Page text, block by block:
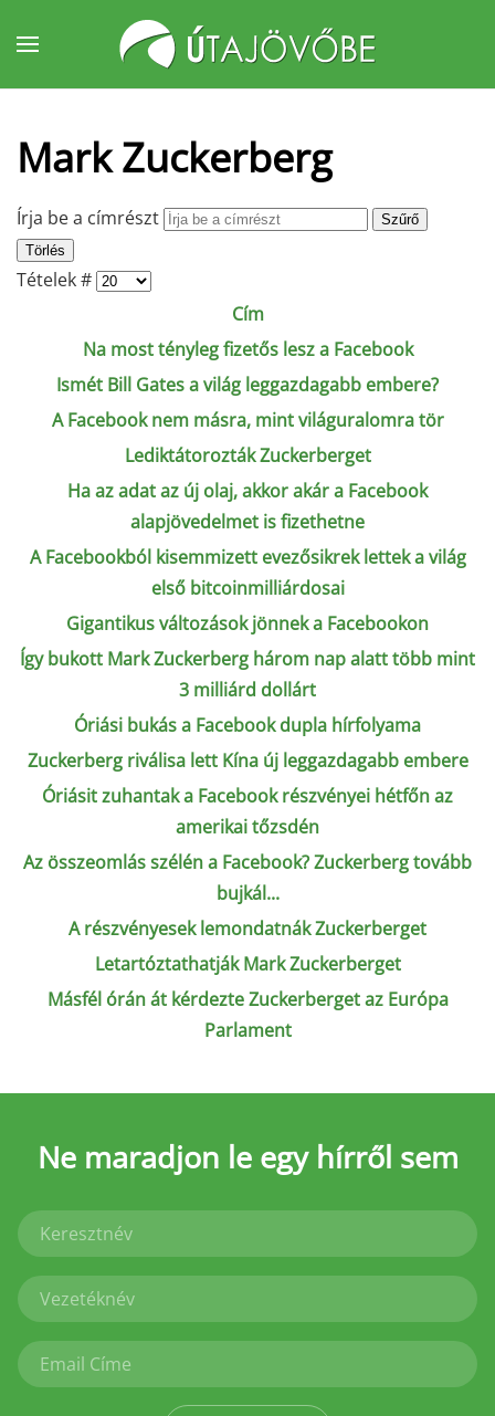
Fő tartalom átugrása
Mark Zuckerberg
Írja be a címrészt
Szűrő
Törlés
Tételek #
Cím
Na most tényleg fizetős lesz a Facebook
Ismét Bill Gates a világ leggazdagabb embere?
A Facebook nem másra, mint világuralomra tör
Lediktátorozták Zuckerberget
Ha az adat az új olaj, akkor akár a Facebook
alapjövedelmet is fizethetne
A Facebookból kisemmizett evezősikrek lettek a világ
első bitcoinmilliárdosai
Gigantikus változások jönnek a Facebookon
Így bukott Mark Zuckerberg három nap alatt több mint
3 milliárd dollárt
Óriási bukás a Facebook dupla hírfolyama
Zuckerberg riválisa lett Kína új leggazdagabb embere
Óriásit zuhantak a Facebook részvényei hétfőn az
amerikai tőzsdén
Az összeomlás szélén a Facebook? Zuckerberg tovább
bujkál...
A részvényesek lemondatnák Zuckerberget
Letartóztathatják Mark Zuckerberget
Másfél órán át kérdezte Zuckerberget az Európa
Parlament
Ne maradjon le egy hírről sem